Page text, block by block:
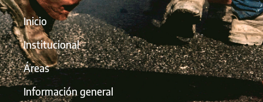
Inicio
Institucional
Áreas
Información general